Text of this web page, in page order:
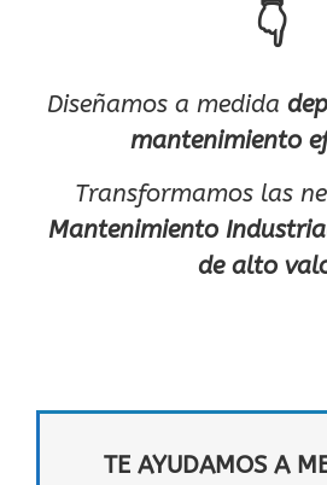
👇
Diseñamos a medida
mantenimiento
Transformamos las
Mantenimiento
de alto
TE AYUDAMOS A